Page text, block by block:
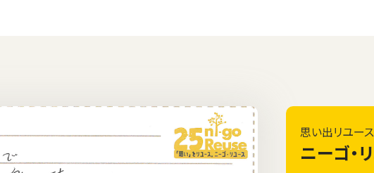
思い出リユー
ニーゴ・